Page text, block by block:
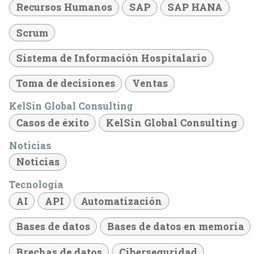
Recursos Humanos SAP SAP HANA
Scrum
Sistema de Información Hospitalario
Toma de decisiones
Ventas
KelSin Global Consulting
Casos de éxito
KelSin Global Consulting
Noticias
Noticias
Tecnología
AI
API Automatización
Bases de datos Bases de datos en memoria